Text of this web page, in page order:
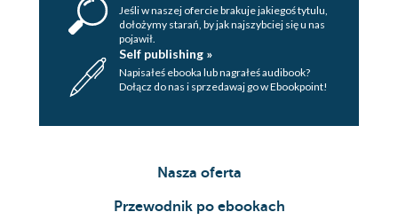
Jeśli w naszej ofercie brakuje jakiegoś tytulu,
dołożymy starań, by jak najszybciej się u nas
pojawił.
Self publishing »
Napisałeś ebooka lub nagrałeś audibook?
Dołącz do nas i sprzedawaj go w Ebookpoint!
Nasza oferta
Przewodnik po ebookach